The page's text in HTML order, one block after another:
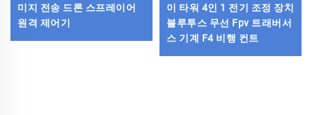
미지 전송 드론 스프레이어
원격 제어기
이 타워 4인 1 전기 조정 장치
블루투스 무선 Fpv 트래버서
스 기계 F4 비행 컨트